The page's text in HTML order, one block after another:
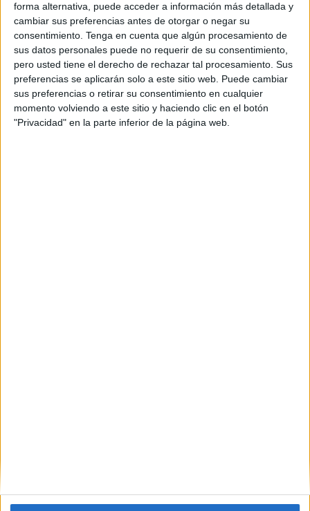
forma alternativa, puede acceder a información más detallada y
cambiar sus preferencias antes de otorgar o negar su
consentimiento. Tenga en cuenta que algún procesamiento de
sus datos personales puede no requerir de su consentimiento,
pero usted tiene el derecho de rechazar tal procesamiento. Sus
preferencias se aplicarán solo a este sitio web. Puede cambiar
sus preferencias o retirar su consentimiento en cualquier
momento volviendo a este sitio y haciendo clic en el botón
"Privacidad" en la parte inferior de la página web.
SIGUE NUESTROS TABLEROS EN